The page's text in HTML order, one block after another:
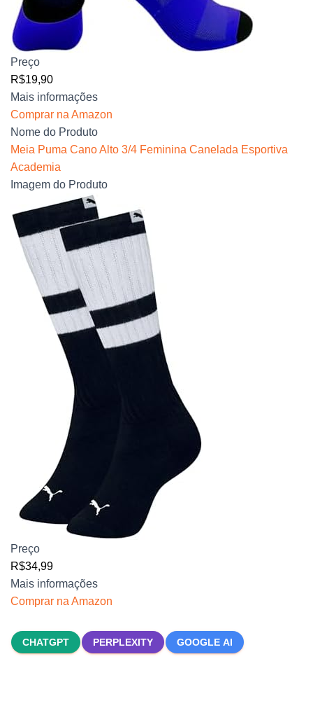
Preço
R$19,90
Mais informações
Comprar na Amazon
Nome do Produto
Meia Puma Cano Alto 3/4 Feminina Canelada Esportiva
Academia
Imagem do Produto
Preço
R$34,99
Mais informações
Comprar na Amazon
CHATGPT PERPLEXITY GOOGLE AI